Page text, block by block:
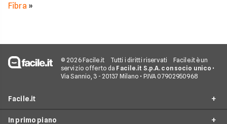
Fibra »
© 2026 Facile.it Tutti i diritti riservati
Facile.it è un
servizio offerto da Facile.it S.p.A. con socio unico •
Via Sannio, 3 - 20137 Milano • P.IVA 07902950968
Facile.it
In primo piano